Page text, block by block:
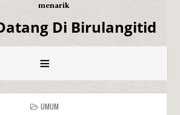
menarik
Di Birulangitid
≡
UMUM